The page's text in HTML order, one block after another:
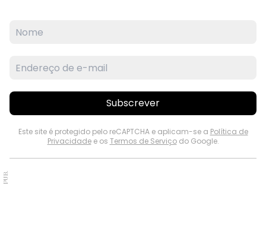
Subscrever
Este site é protegido pelo reCAPTCHA e aplicam-se a Política de
Privacidadee os Termos de Serviçodo Google.
PUB.